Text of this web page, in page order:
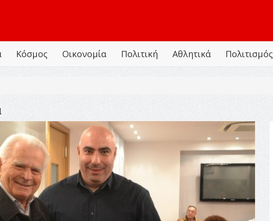
Κόσμος Οικονομία Πολιτική Αθλητικά Πολιτισμός